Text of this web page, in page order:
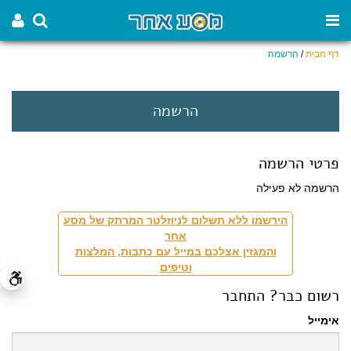
דף הבית/ הרשמה
הרשמה
פרטי הרשמה
הרשמה לא פעילה
הירשמו ללא תשלום לניוזלטר המרתק של מסע
אחר
והמגזין אצלכם במייל עם כתבות, המלצות
וטיפים
רשום כבר? התחבר
אימייל